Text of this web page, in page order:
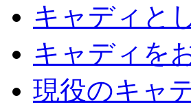
キャディと
キャディを
現役のキャ